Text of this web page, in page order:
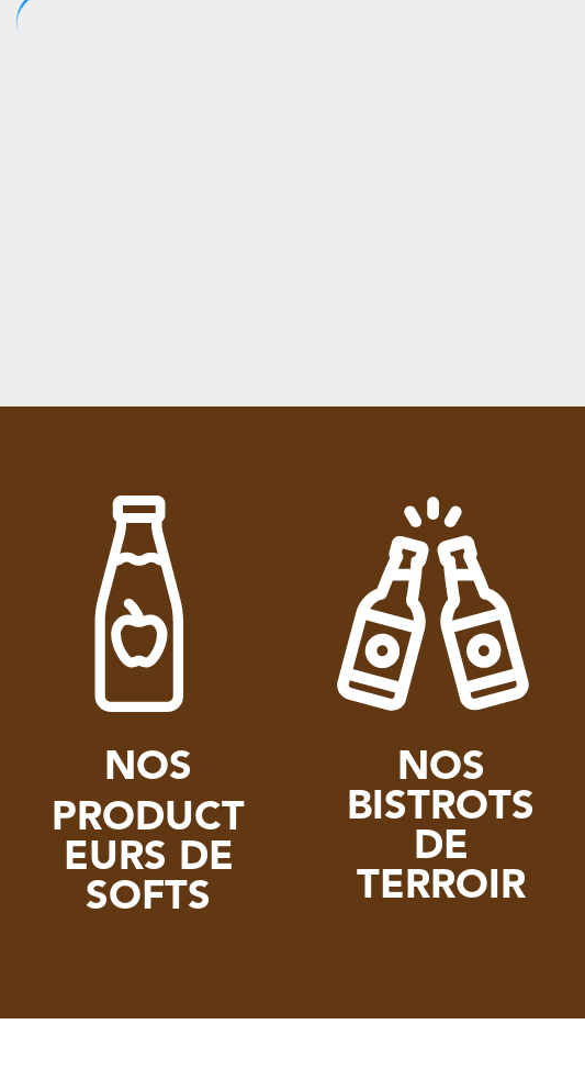
NOS
PRODUCT
EURS DE
SOFTS
NOS
BISTROTS
DE
TERROIR